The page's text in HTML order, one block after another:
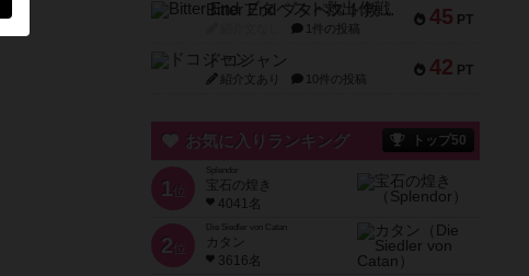
45 PT
Bitter End ブタペスト救出作戦
1件の投稿
42 PT
ドコジャン
紹介文あり 10件の投稿
お気に入りランキング トップ50
1 位
宝石の煌き
4041名
2 位
Die Siedler von Catan
カタン
3616名